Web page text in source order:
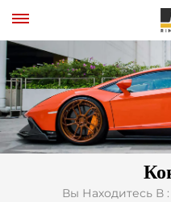
Вы Находитесь В :